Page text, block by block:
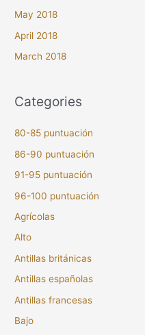
May 2018
April 2018
March 2018
Categories
80-85 puntuación
86-90 puntuación
91-95 puntuación
96-100 puntuación
Agrícolas
Alto
Antillas británicas
Antillas españolas
Antillas francesas
Bajo